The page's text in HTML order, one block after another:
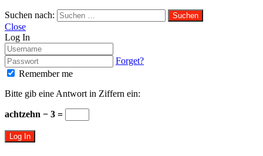
Suchen nach:
Close
Log In
Forget?
Remember me
Bitte gib eine Antwort in Ziffern ein:
achtzehn − 3 =
Log In